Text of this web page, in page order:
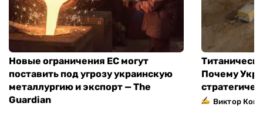
Новые ограничения ЕС могут
поставить под угрозу украинскую
металлургию и экспорт — The
Guardian
Почему
Виктор